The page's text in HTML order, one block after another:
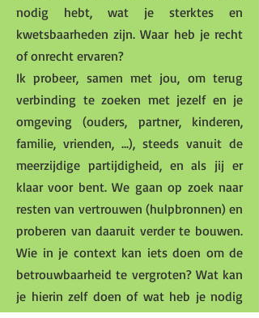
nodig hebt, wat je sterktes en
kwetsbaarheden zijn. Waar heb je recht
of onrecht ervaren?
Ik probeer, samen met jou, om terug
verbinding te zoeken met jezelf en je
omgeving (ouders, partner, kinderen,
familie, vrienden, ...), steeds vanuit de
meerzijdige partijdigheid, en als jij er
klaar voor bent. We gaan op zoek naar
resten van vertrouwen (hulpbronnen) en
proberen van daaruit verder te bouwen.
Wie in je context kan iets doen om de
betrouwbaarheid te vergroten? Wat kan
je hierin zelf doen of wat heb je nodig